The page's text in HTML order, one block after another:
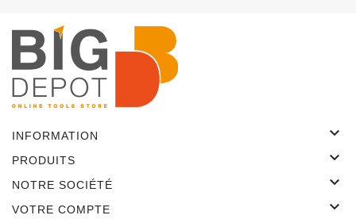
INFORMATION 
PRODUITS 
NOTRE SOCIÉTÉ 
VOTRE COMPTE 